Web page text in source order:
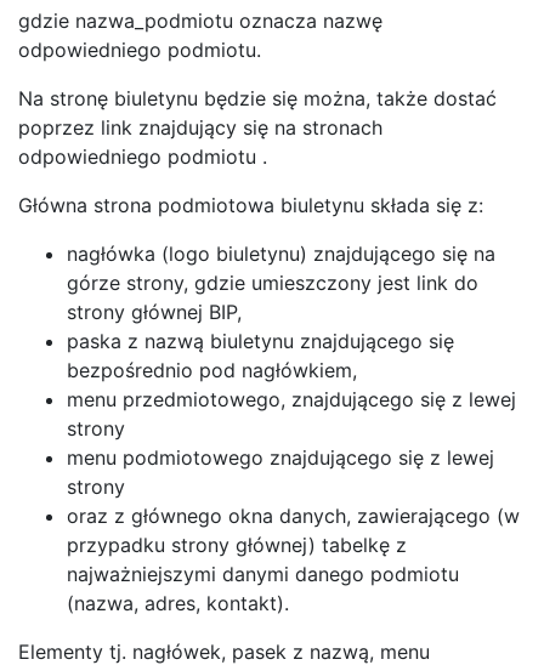
gdzie nazwa_podmiotu oznacza nazwę
odpowiedniego podmiotu.
Na stronę biuletynu będzie się można, także dostać
poprzez link znajdujący się na stronach
odpowiedniego podmiotu .
Główna strona podmiotowa biuletynu składa się z:
nagłówka (logo biuletynu) znajdującego się na
górze strony, gdzie umieszczony jest link do
strony głównej BIP,
paska z nazwą biuletynu znajdującego się
bezpośrednio pod nagłówkiem,
menu przedmiotowego, znajdującego się z lewej
strony
menu podmiotowego znajdującego się z lewej
strony
oraz z głównego okna danych, zawierającego (w
przypadku strony głównej) tabelkę z
najważniejszymi danymi danego podmiotu
(nazwa, adres, kontakt).
Elementy tj. nagłówek, pasek z nazwą, menu